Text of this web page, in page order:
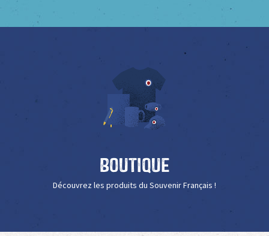
Boutique
Découvrez les produits du Souvenir Français !